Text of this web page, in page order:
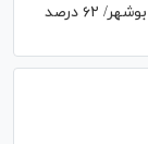
کاهش ۱۰ درصدی جمعیت کیفری زندان‌های بوشهر/ ۶۲ درصد